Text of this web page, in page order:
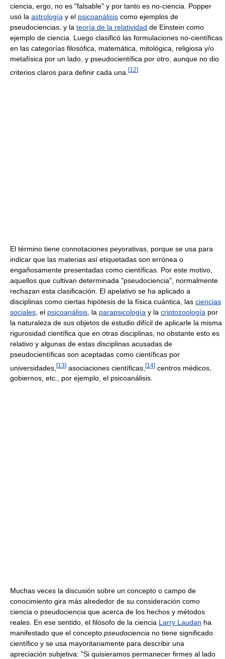
ciencia, ergo, no es "falsable" y por tanto es no-ciencia. Popper
usó la astrología y el psicoanálisis como ejemplos de
pseudociencias, y la teoría de la relatividad de Einstein como
ejemplo de ciencia. Luego clasificó las formulaciones no-científicas
en las categorías filosófica, matemática, mitológica, religiosa y/o
metafísica por un lado, y pseudocientífica por otro, aunque no dio
criterios claros para definir cada una. [12]
El término tiene connotaciones peyorativas, porque se usa para
indicar que las materias así etiquetadas son errónea o
engañosamente presentadas como científicas. Por este motivo,
aquellos que cultivan determinada "pseudociencia", normalmente
rechazan esta clasificación. El apelativo se ha aplicado a
disciplinas como ciertas hipótesis de la física cuántica, las ciencias
sociales , el psicoanálisis , la parapsicología y la criptozoología por
la naturaleza de sus objetos de estudio difícil de aplicarle la misma
rigurosidad científica que en otras disciplinas, no obstante esto es
relativo y algunas de estas disciplinas acusadas de
pseudocientíficas son aceptadas como científicas por
universidades, [13] asociaciones científicas, [14] centros médicos,
gobiernos, etc., por ejemplo, el psicoanálisis.
Muchas veces la discusión sobre un concepto o campo de
conocimiento gira más alrededor de su consideración como
ciencia o pseudociencia que acerca de los hechos y métodos
reales. En ese sentido, el filósofo de la ciencia Larry Laudan ha
manifestado que el concepto pseudociencia no tiene significado
científico y se usa mayoritariamente para describir una
apreciación subjetiva: "Si quisieramos permanecer firmes al lado